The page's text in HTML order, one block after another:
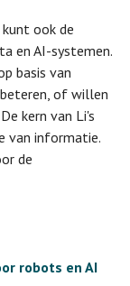
ook de
en AI-systemen.
basis van
of willen
kern van Li's
van informatie.
de
robots en AI